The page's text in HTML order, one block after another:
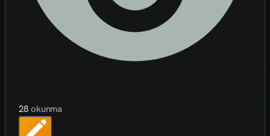
28 okunma